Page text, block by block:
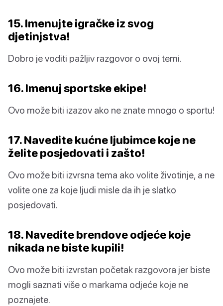
15. Imenujte igračke iz svog
djetinjstva!
Dobro je voditi pažljiv razgovor o ovoj temi.
16. Imenuj sportske ekipe!
Ovo može biti izazov ako ne znate mnogo o sportu!
17. Navedite kućne ljubimce koje ne
želite posjedovati i zašto!
Ovo može biti izvrsna tema ako volite životinje, a ne
volite one za koje ljudi misle da ih je slatko
posjedovati.
18. Navedite brendove odjeće koje
nikada ne biste kupili!
Ovo može biti izvrstan početak razgovora jer biste
mogli saznati više o markama odjeće koje ne
poznajete.